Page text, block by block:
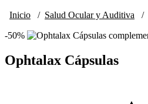
Inicio / Salud Ocular y Auditiva /
-50%
Ophtalax Cápsulas